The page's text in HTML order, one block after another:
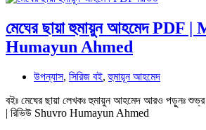
Share
মেঘের ছায়া হুমায়ুন আহমেদ PDF
Humayun Ahmed
উপন্যাস, সিরিজ বই,হুমায়ূন আহমেদ
বইঃ মেঘের ছায়া লেখকঃ হুমায়ুন আহমেদ আরও পড়ুনঃ
| রিভিউ Shuvro Humayun Ahmed